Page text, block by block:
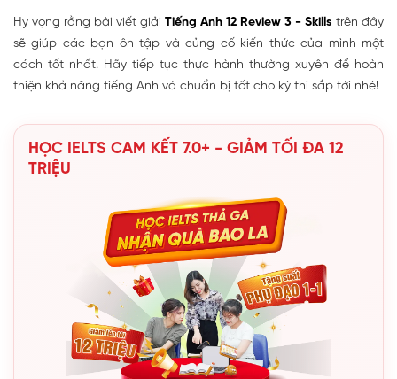
Hy vọng rằng bài viết giải Tiếng Anh 12 Review 3 - Skills trên đây
sẽ giúp các bạn ôn tập và củng cố kiến thức của mình một
cách tốt nhất. Hãy tiếp tục thực hành thường xuyên để hoàn
thiện khả năng tiếng Anh và chuẩn bị tốt cho kỳ thi sắp tới nhé!
HỌC IELTS CAM KẾT 7.0+ - GIẢM TỐI ĐA 12
TRIỆU